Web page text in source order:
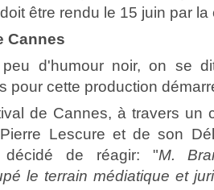
être rendu le 15 juin par la
Cannes
d'humour noir, on se
pour cette production
de Cannes, à travers un
Lescure et de son
décidé de réagir: "M.
le terrain médiatique et